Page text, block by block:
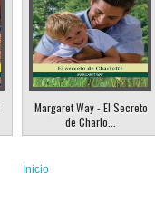
Margaret Way - El Secreto
de Charlo...
Inicio